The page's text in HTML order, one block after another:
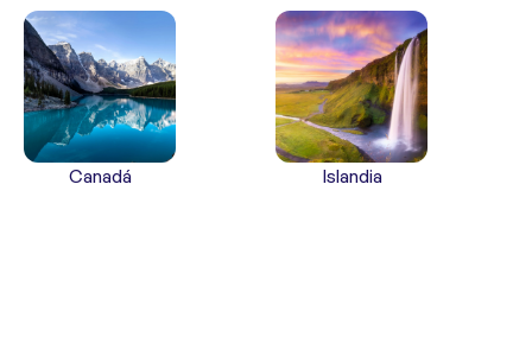
Canadá Islandia